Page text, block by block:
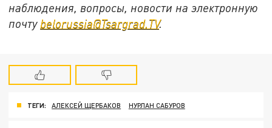
наблюдения, вопросы, новости на электронную
почту belorussia@Tsargrad.TV.
ТЕГИ: АЛЕКСЕЙ ЩЕРБАКОВ НУРЛАН САБУРОВ